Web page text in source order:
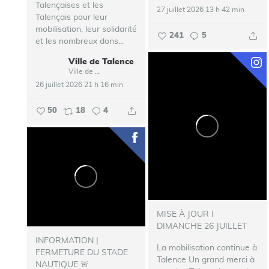
27 juillet 2026 13 h 42 min
241 5
Talençaises et les
Talençais pour leur
mobilisation, leur solidarité
et les nombreux dons...
Ville de Talence
26 juillet 2026 21 h 16 min
50 18 4
MISE À JOUR I
DIMANCHE 26 JUILLET
La mobilisation continue à
Talence Un grand merci à
INFORMATION |
FERMETURE DU STADE
NAUTIQUE 🚨